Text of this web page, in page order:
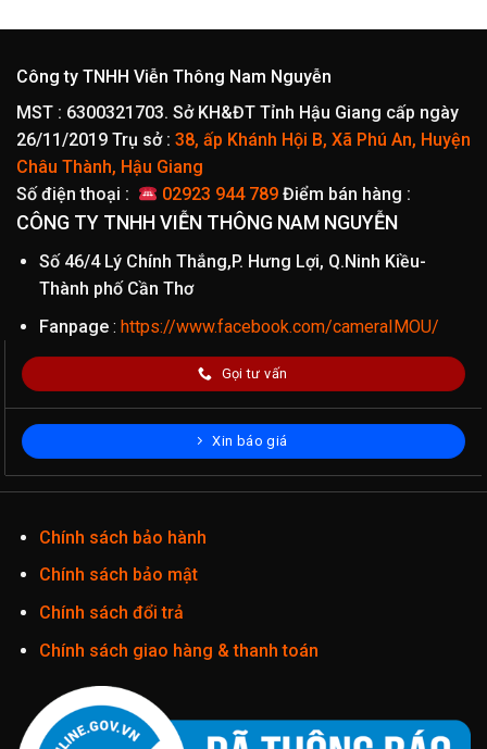
Công ty TNHH Viễn Thông Nam Nguyễn
MST : 6300321703. Sở KH&ĐT Tỉnh Hậu Giang cấp ngày
26/11/2019 Trụ sở : 38, ấp Khánh Hội B, Xã Phú An, Huyện
Châu Thành, Hậu Giang
Số điện thoại :
02923 944 789 Điểm bán hàng :
CÔNG TY TNHH VIỄN THÔNG NAM NGUYỄN
Số 46/4 Lý Chính Thắng,P. Hưng Lợi, Q.Ninh Kiều-
Thành phố Cần Thơ
Fanpage: https://www.facebook.com/cameraIMOU/
Gọi tư vấn
Xin báo giá
Chính sách bảo hành
Chính sách bảo mật
Chính sách đổi trả
Chính sách giao hàng & thanh toán